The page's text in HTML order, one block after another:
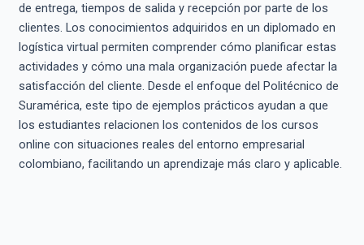
de entrega, tiempos de salida y recepción por parte de los
clientes. Los conocimientos adquiridos en un diplomado en
logística virtual permiten comprender cómo planificar estas
actividades y cómo una mala organización puede afectar la
satisfacción del cliente. Desde el enfoque del Politécnico de
Suramérica, este tipo de ejemplos prácticos ayudan a que
los estudiantes relacionen los contenidos de los cursos
online con situaciones reales del entorno empresarial
colombiano, facilitando un aprendizaje más claro y aplicable.